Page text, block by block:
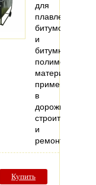
для
плавления
битумов
и
битумно-
полимерных
материалов,
применяемых
в
дорожном
строительстве
и
ремонте.
Купить